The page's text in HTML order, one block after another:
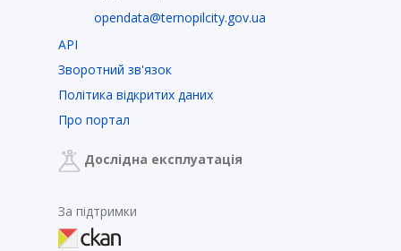
opendata@ternopilcity.gov.ua
API
Зворотний зв'язок
Політика відкритих даних
Про портал
Дослідна експлуатація
За підтримки